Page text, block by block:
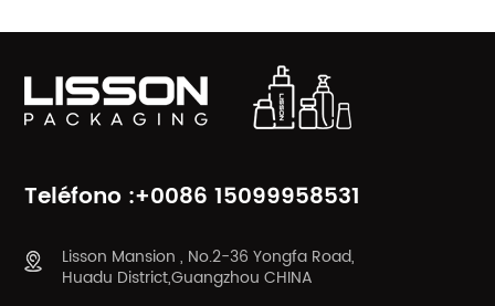
Teléfono :+0086 15099958531
Lisson Mansion , No.2-36 Yongfa Road,
Huadu District,Guangzhou CHINA